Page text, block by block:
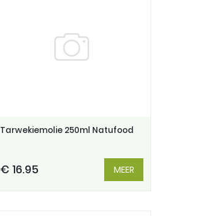
Tarwekiemolie 250ml Natufood
€ 16.95 MEER